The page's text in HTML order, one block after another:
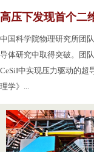
高压下发现首个二
中国科学院物理研究所团
导体研究中取得突破。团
CeSiI中实现压力驱动的
理学》...